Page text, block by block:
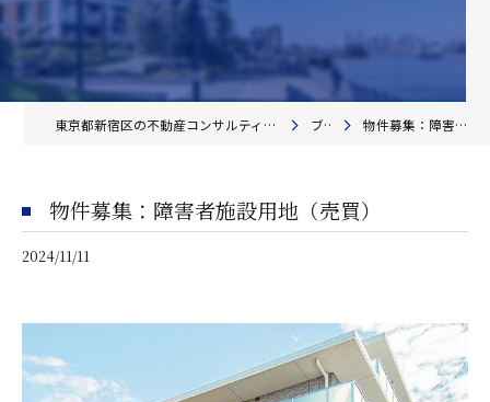
東京都新宿区の不動産コンサルティングならアテナ・パートナーズ株式会社 ブログ 物件募集：障害者施設用地（売買）
物件募集：障害者施設用地（売買）
2024/11/11